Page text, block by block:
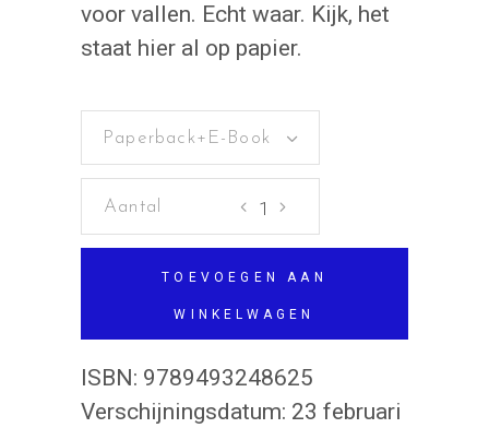
voor vallen. Echt waar. Kijk, het
staat hier al op papier.
Paperback+E-Book
aantal
TOEVOEGEN AAN
WINKELWAGEN
ISBN: 9789493248625
Verschijningsdatum: 23 februari